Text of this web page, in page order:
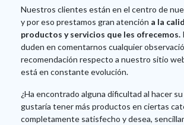
Nuestros clientes están en el centro de
y por eso prestamos gran atención a la
productos y servicios que les ofrecemos.
duden en comentarnos cualquier
recomendación respecto a nuestro sitio
está en constante evolución.
¿Ha encontrado alguna dificultad al hacer su
gustaría tener más productos en ciertas
completamente satisfecho y desea,